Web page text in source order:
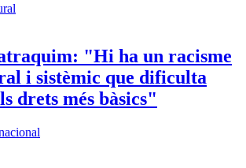
"Hi ha un racisme
i sistèmic que dificulta
drets més bàsics"